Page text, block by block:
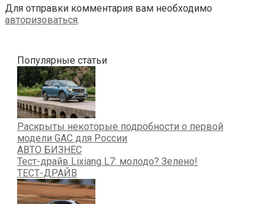
Для отправки комментария вам необходимо
авторизоваться.
Популярные статьи
Раскрыты некоторые подробности о первой
модели GAC для России
АВТО БИЗНЕС
Тест-драйв Lixiang L7: молодо? Зелено!
ТЕСТ-ДРАЙВ